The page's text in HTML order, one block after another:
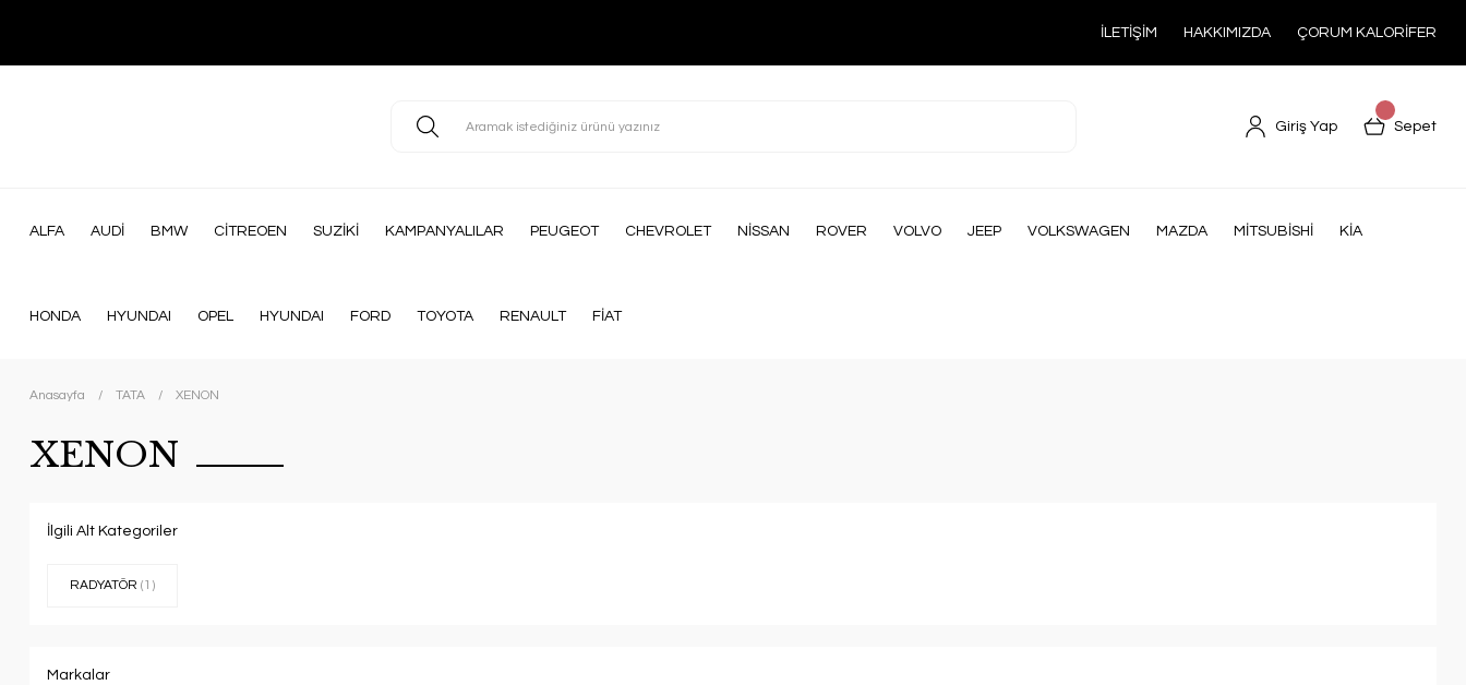
İLETİŞİM HAKKIMIZDA ÇORUM KALORİFER
Giriş Yap Sepet
ALFA AUDİ BMW CİTREOEN SUZİKİ KAMPANYALILAR PEUGEOT CHEVROLET NİSSAN ROVER VOLVO JEEP VOLKSWAGEN MAZDA MİTSUBİSHİ KİA
HONDA HYUNDAI OPEL HYUNDAI FORD TOYOTA RENAULT FİAT
Anasayfa TATA XENON
XENON
İlgili Alt Kategoriler
RADYATÖR (1)
Markalar